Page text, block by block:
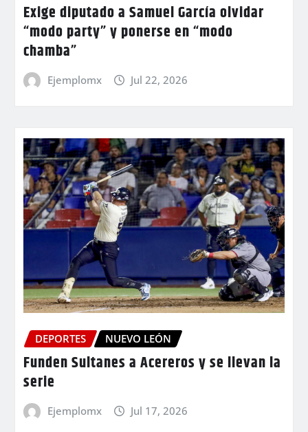
Exige diputado a Samuel García olvidar
“modo party” y ponerse en “modo
chamba”
Ejemplomx Jul 22, 2026
DEPORTES NUEVO LEÓN
Funden Sultanes a Acereros y se llevan la
serie
Ejemplomx Jul 17, 2026